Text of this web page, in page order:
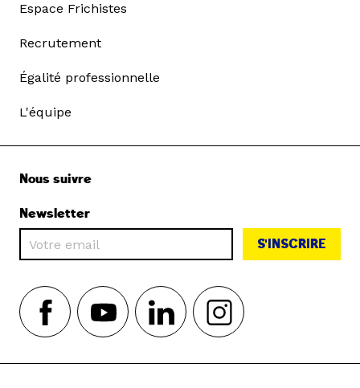
Espace Frichistes
Recrutement
Égalité professionnelle
L'équipe
Nous suivre
Newsletter
S'INSCRIRE